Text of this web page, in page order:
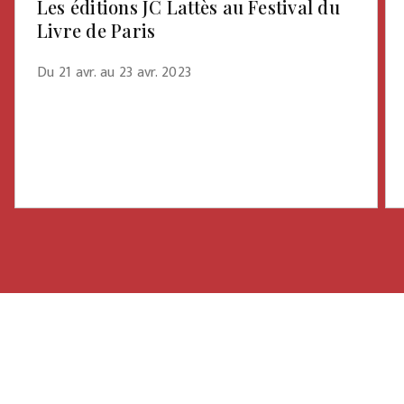
Les éditions JC Lattès au Festival du
Livre de Paris
Du 21 avr. au 23 avr. 2023